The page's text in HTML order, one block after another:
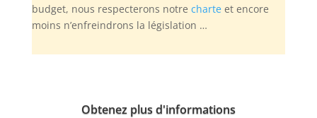
budget, nous respecterons notre charteet encore
moins n’enfreindrons la législation …
Obtenez plus d'informations